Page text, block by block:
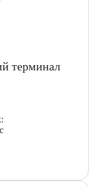
терминал